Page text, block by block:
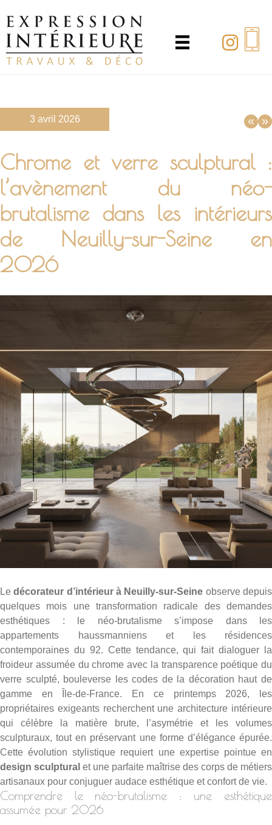
au
contenu
principal
« »
3 avril 2026
Chrome et verre sculptural :
l’avènement du néo-
brutalisme dans les intérieurs
de Neuilly-sur-Seine en
2026
Ledécorateur d’intérieur à Neuilly-sur-Seine observe depuis
quelques mois une transformation radicale des demandes
esthétiques : le néo-brutalisme s’impose dans les
appartements haussmanniens et les résidences
contemporaines du 92. Cette tendance, qui fait dialoguer la
froideur assumée du chrome avec la transparence poétique du
verre sculpté, bouleverse les codes de la décoration haut de
gamme en Île-de-France. En ce printemps 2026, les
propriétaires exigeants recherchent une architecture intérieure
qui célèbre la matière brute, l’asymétrie et les volumes
sculpturaux, tout en préservant une forme d’élégance épurée.
Cette évolution stylistique requiert une expertise pointue en
design sculptural et une parfaite maîtrise des corps de métiers
artisanaux pour conjuguer audace esthétique et confort de vie.
Comprendre le néo-brutalisme : une esthétique
assumée pour 2026